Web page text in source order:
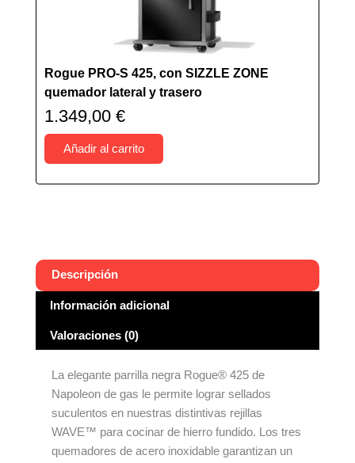
Rogue PRO-S 425, con SIZZLE ZONE
quemador lateral y trasero
1.349,00 €
Añadir al carrito
Descripción
Información adicional
Valoraciones (0)
La elegante parrilla negra Rogue® 425 de
Napoleon de gas le permite lograr sellados
suculentos en nuestras distintivas rejillas
WAVE™ para cocinar de hierro fundido. Los tres
quemadores de acero inoxidable garantizan un